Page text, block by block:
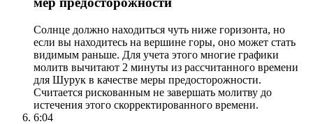
Солнце должно находиться чуть ниже горизонта, но
если вы находитесь на вершине горы, оно может стать
видимым раньше. Для учета этого многие графики
молитв вычитают 2 минуты из рассчитанного времени
для Шурук в качестве меры предосторожности.
Считается рискованным не завершать молитву до
истечения этого скорректированного времени.
6:04